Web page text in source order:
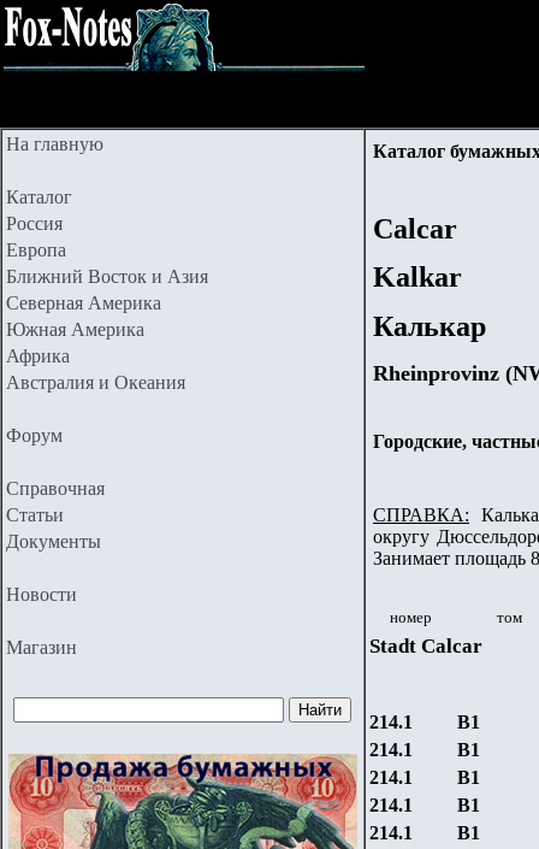
На главную
Каталог
Россия
Европа
Ближний Восток и Азия
Северная Америка
Южная Америка
Африка
Австралия и Океания
Форум
Справочная
Статьи
Документы
Новости
Магазин
Каталог
Calcar
Kalkar
Калькар
Rheinprovinz
Городские,
СПРАВКА:
округу
Занимает площадь
номер том
Stadt Calcar
214.1 B1
214.1 B1
214.1 B1
214.1 B1
214.1 B1